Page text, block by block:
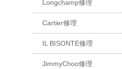
Longchamp修理
Cartier修理
IL BISONTE修理
JimmyChoo修理